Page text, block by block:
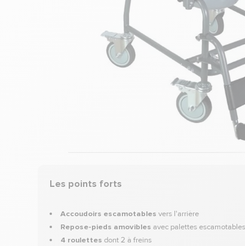
Les points forts
Accoudoirs escamotables vers l'arrière
Repose-pieds amovibles avec palettes escamotables
4 roulettes dont 2 à freins